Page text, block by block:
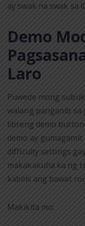
ay swak na swak sa
Demo
Laro
Puwede mong
walang panganib sa
libreng demo
demo ay
difficulty settings
makakakuha ka ng
kabilis ang bawat
Makikita mo: